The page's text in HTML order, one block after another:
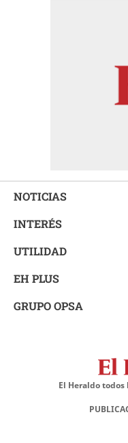
NOTICIAS
INTERÉS
UTILIDAD
EH PLUS
GRUPO OPSA
El Heraldo